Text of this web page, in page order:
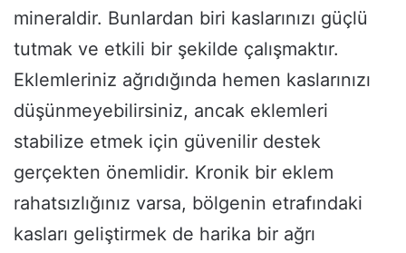
mineraldir. Bunlardan biri kaslarınızı güçlü
tutmak ve etkili bir şekilde çalışmaktır.
Eklemleriniz ağrıdığında hemen kaslarınızı
düşünmeyebilirsiniz, ancak eklemleri
stabilize etmek için güvenilir destek
gerçekten önemlidir. Kronik bir eklem
rahatsızlığınız varsa, bölgenin etrafındaki
kasları geliştirmek de harika bir ağrı